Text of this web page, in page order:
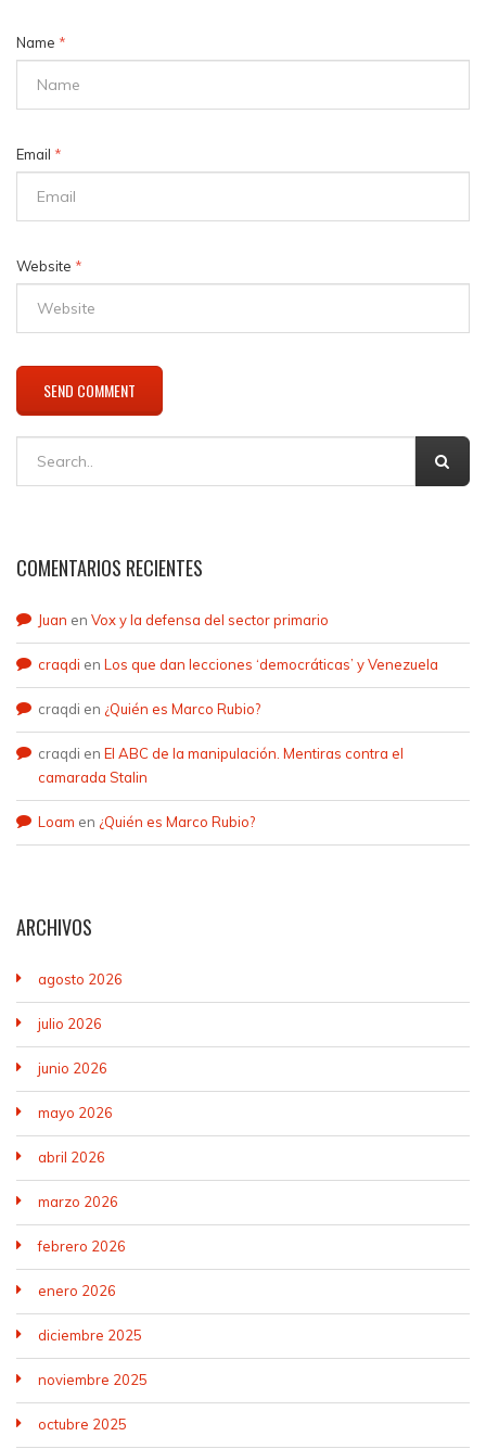
Name *
Email *
Website *
COMENTARIOS RECIENTES
Juan en Vox y la defensa del sector primario
craqdi en Los que dan lecciones ‘democráticas’ y Venezuela
craqdi en ¿Quién es Marco Rubio?
craqdi en El ABC de la manipulación. Mentiras contra el
camarada Stalin
Loam en ¿Quién es Marco Rubio?
ARCHIVOS
agosto 2026
julio 2026
junio 2026
mayo 2026
abril 2026
marzo 2026
febrero 2026
enero 2026
diciembre 2025
noviembre 2025
octubre 2025